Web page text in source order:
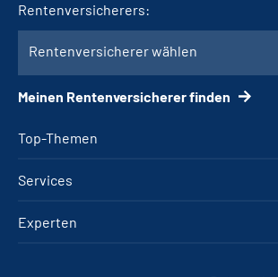
Top-Themen
Services
Experten
Rentenversicherers:
Rentenversicherer wählen
Meinen Rentenversicherer finden